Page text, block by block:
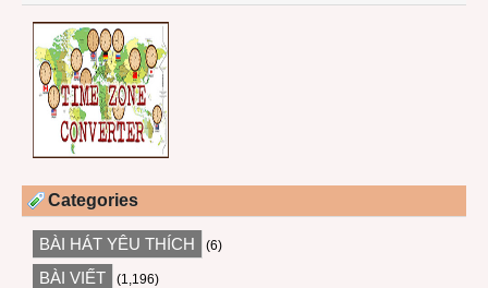
Categories
BÀI HÁT YÊU THÍCH (6)
BÀI VIẾT (1,196)